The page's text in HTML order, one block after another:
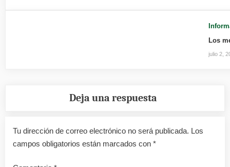
Los
julio 2,
Deja una respuesta
Tu dirección de correo electrónico no será publicada. Los
campos obligatorios están marcados con *